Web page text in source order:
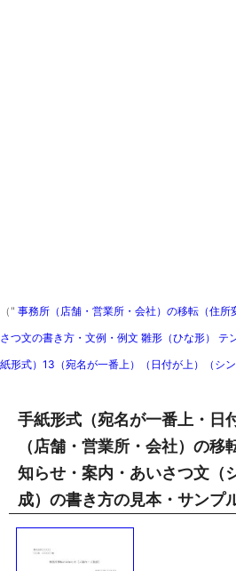
（" 事務所（店舗・営業所・会社）の移転（住
さつ文の書き方・文例・例文 雛形（ひな形） テ
紙形式）13（宛名が一番上）（日付が上）（シン
手紙形式（宛名が一番上・日
（店舗・営業所・会社）の移
知らせ・案内・あいさつ文（
成）の書き方の見本・サンプ